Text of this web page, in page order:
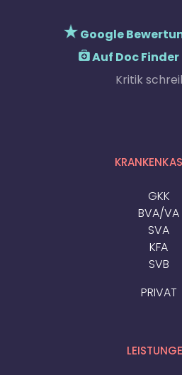
Google
Auf Doc
Kritik
GKK
BVA/VA
SVA
KFA
SVB
PRIVAT